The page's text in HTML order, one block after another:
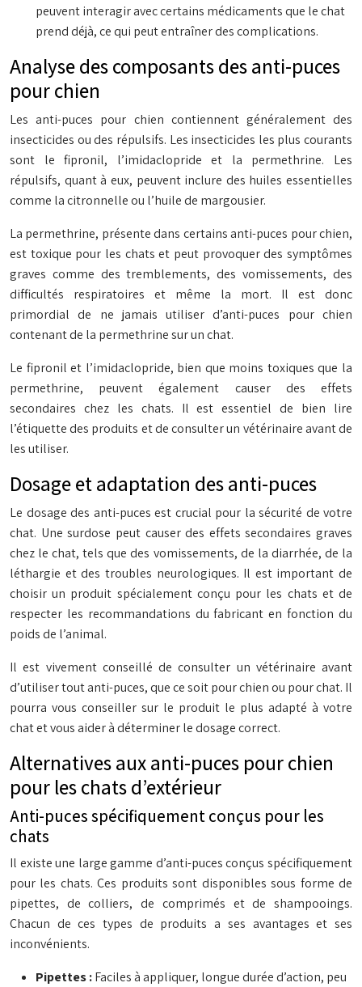
peuvent interagir avec certains médicaments que le chat
prend déjà, ce qui peut entraîner des complications.
Analyse des composants des anti-puces
pour chien
Les anti-puces pour chien contiennent généralement des
insecticides ou des répulsifs. Les insecticides les plus courants
sont le fipronil, l’imidaclopride et la permethrine. Les
répulsifs, quant à eux, peuvent inclure des huiles essentielles
comme la citronnelle ou l’huile de margousier.
La permethrine, présente dans certains anti-puces pour chien,
est toxique pour les chats et peut provoquer des symptômes
graves comme des tremblements, des vomissements, des
difficultés respiratoires et même la mort. Il est donc
primordial de ne jamais utiliser d’anti-puces pour chien
contenant de la permethrine sur un chat.
Le fipronil et l’imidaclopride, bien que moins toxiques que la
permethrine, peuvent également causer des effets
secondaires chez les chats. Il est essentiel de bien lire
l’étiquette des produits et de consulter un vétérinaire avant de
les utiliser.
Dosage et adaptation des anti-puces
Le dosage des anti-puces est crucial pour la sécurité de votre
chat. Une surdose peut causer des effets secondaires graves
chez le chat, tels que des vomissements, de la diarrhée, de la
léthargie et des troubles neurologiques. Il est important de
choisir un produit spécialement conçu pour les chats et de
respecter les recommandations du fabricant en fonction du
poids de l’animal.
Il est vivement conseillé de consulter un vétérinaire avant
d’utiliser tout anti-puces, que ce soit pour chien ou pour chat. Il
pourra vous conseiller sur le produit le plus adapté à votre
chat et vous aider à déterminer le dosage correct.
Alternatives aux anti-puces pour chien
pour les chats d’extérieur
Anti-puces spécifiquement conçus pour les
chats
Il existe une large gamme d’anti-puces conçus spécifiquement
pour les chats. Ces produits sont disponibles sous forme de
pipettes, de colliers, de comprimés et de shampooings.
Chacun de ces types de produits a ses avantages et ses
inconvénients.
Pipettes :Faciles à appliquer, longue durée d’action, peu